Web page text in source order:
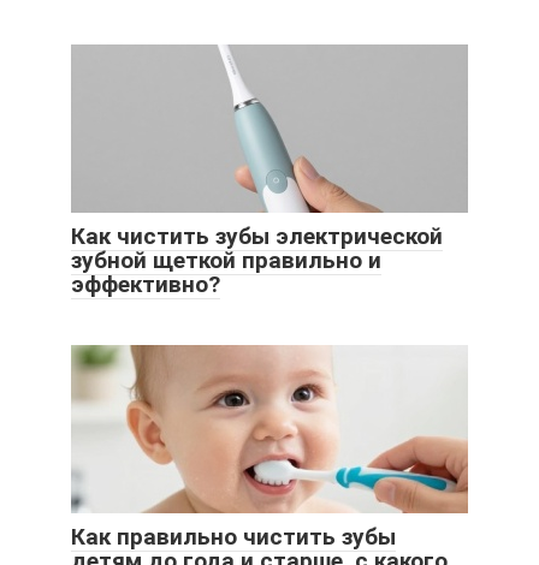
Как чистить зубы электрической
зубной щеткой правильно и
эффективно?
Как правильно чистить зубы